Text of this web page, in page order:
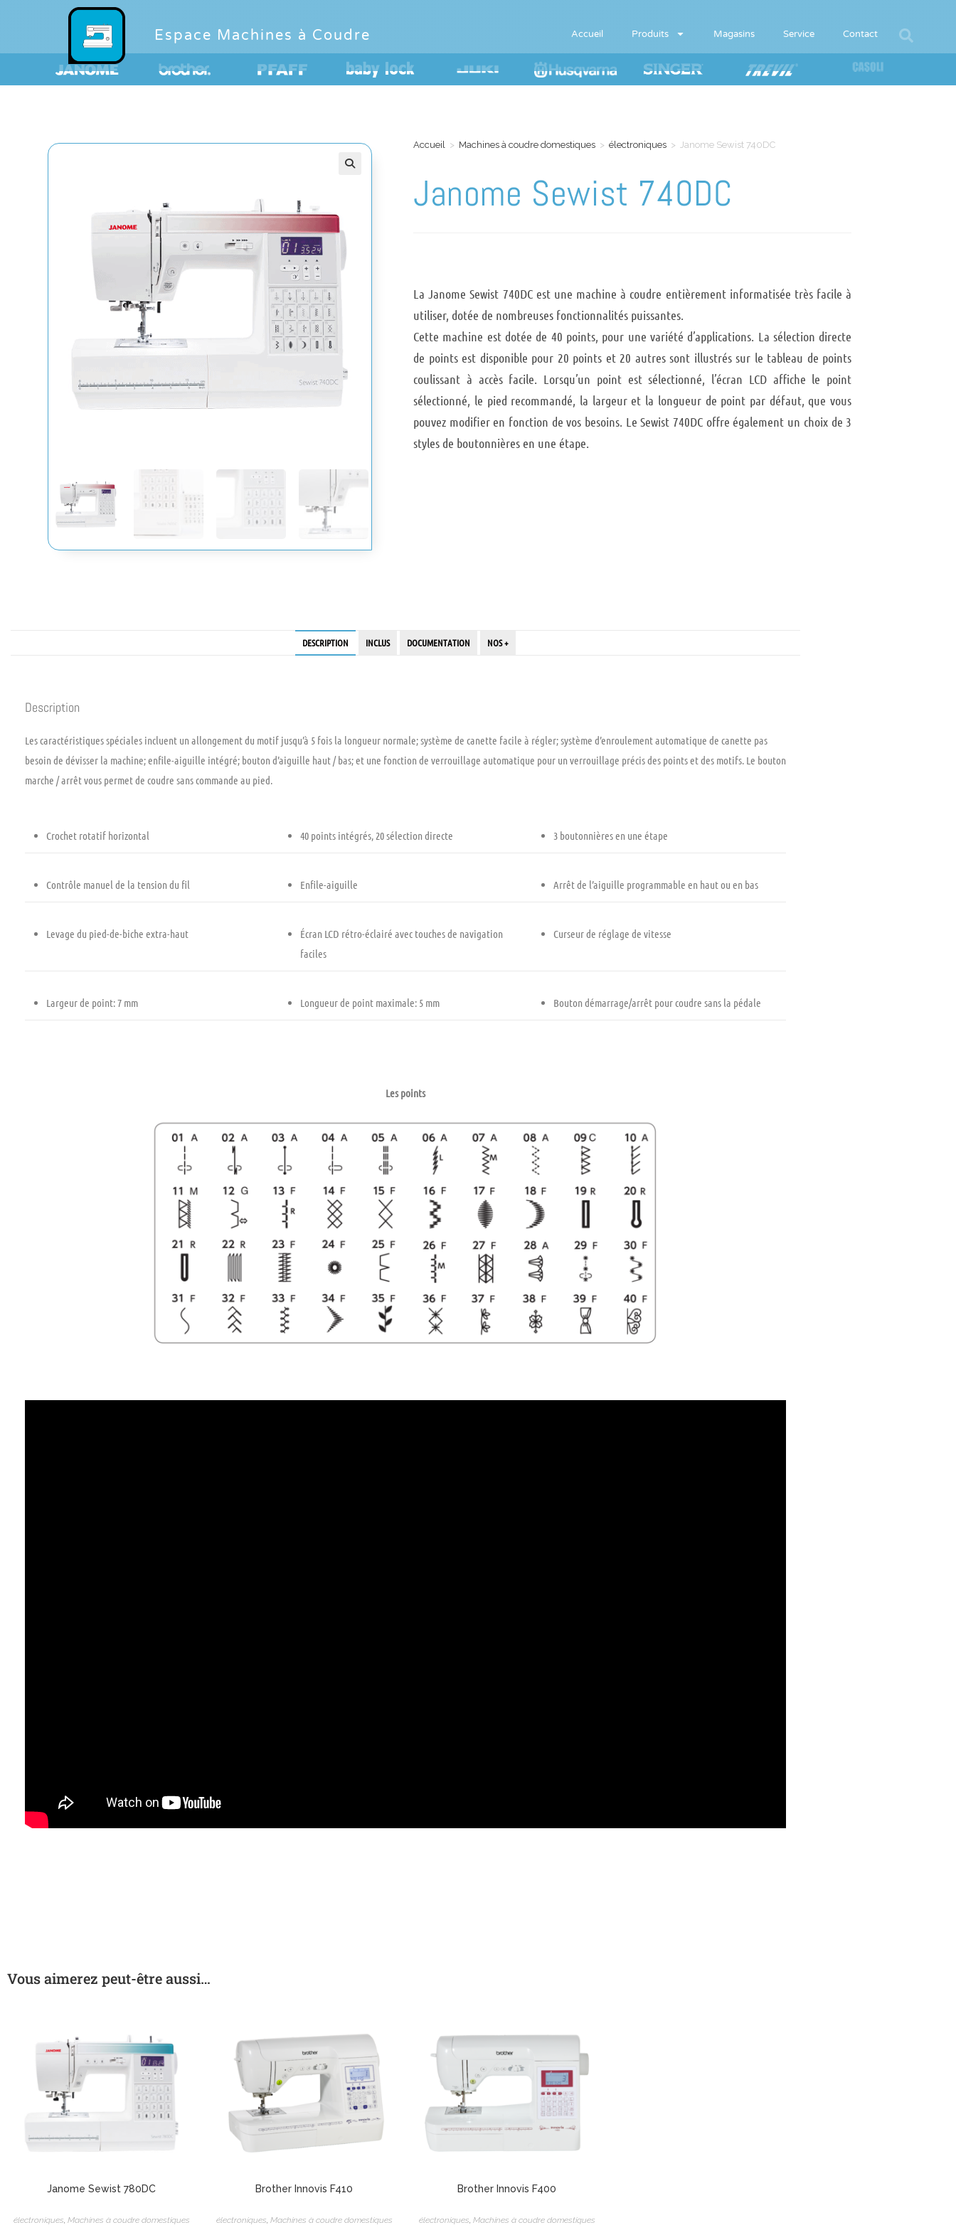
Espace Machines à Coudre Accueil Produits Magasins Service Contact
Accueil > Machines à coudre domestiques > électroniques > Janome Sewist 740DC
Janome Sewist 740DC
La Janome Sewist 740DC est une machine à coudre entièrement informatisée très facile à
utiliser, dotée de nombreuses fonctionnalités puissantes.
Cette machine est dotée de 40 points, pour une variété d’applications. La sélection directe
de points est disponible pour 20 points et 20 autres sont illustrés sur le tableau de points
coulissant à accès facile. Lorsqu’un point est sélectionné, l’écran LCD affiche le point
sélectionné, le pied recommandé, la largeur et la longueur de point par défaut, que vous
pouvez modifier en fonction de vos besoins. Le Sewist 740DC offre également un choix de 3
styles de boutonnières en une étape.
DESCRIPTION INCLUS DOCUMENTATION NOS +
Description
Les caractéristiques spéciales incluent un allongement du motif jusqu’à 5 fois la longueur normale; système de canette facile à régler; système d’enroulement automatique de canette pas
besoin de dévisser la machine; enfile-aiguille intégré; bouton d’aiguille haut / bas; et une fonction de verrouillage automatique pour un verrouillage précis des points et des motifs. Le bouton
marche / arrêt vous permet de coudre sans commande au pied.
Crochet rotatif horizontal 40 points intégrés, 20 sélection directe 3 boutonnières en une étape
Contrôle manuel de la tension du fil Enfile-aiguille Arrêt de l’aiguille programmable en haut ou en bas
Levage du pied-de-biche extra-haut
Écran LCD rétro-éclairé avec touches de navigation
faciles
Curseur de réglage de vitesse
Largeur de point: 7 mm Longueur de point maximale: 5 mm Bouton démarrage/arrêt pour coudre sans la pédale
Les points
Vous aimerez peut-être aussi…
Janome Sewist 780DC
électroniques Machines à coudre domestiques
Brother Innovis F410
électroniques Machines à coudre domestiques
Brother Innovis F400
électroniques Machines à coudre domestiques